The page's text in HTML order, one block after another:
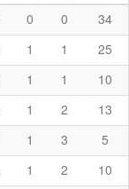
0 0
34
1 1
25
1 1
10
1 2
13
1 3
5
1 2
10